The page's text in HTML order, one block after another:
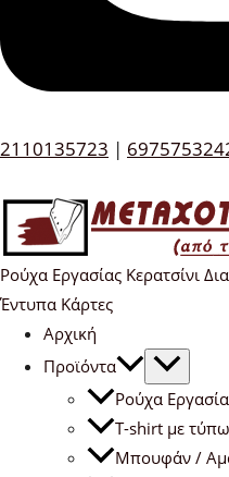
2110135723 |
Ρούχα Εργασίας Κερατσίνι
Έντυπα Κάρτες
Αρχική
Προϊόντα
Ρούχα
T-shirt με
Μπουφάν /